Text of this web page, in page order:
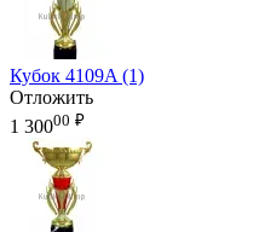
Кубок 4109A (1)
Отложить
1 30000 ₽